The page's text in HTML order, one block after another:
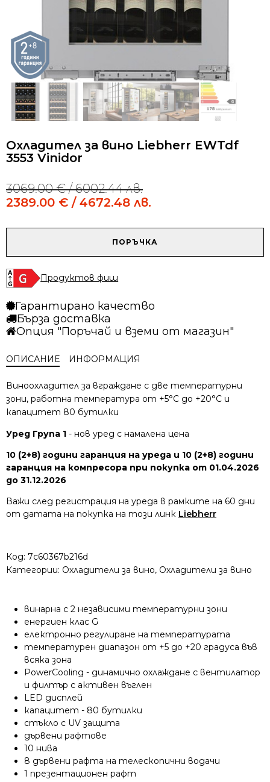
Охладител за вино Liebherr EWTdf
3553 Vinidor
3069.00€/ 6002.44 лв.
Original
price
3069.00 €
2389.00 € / 4672.48 лв.
Current
price
2389.00 €
за
вино
Liebherr
EWTdf
3553
ПОРЪЧКА
Продуктов фиш
Гарантирано качество
Бърза доставка
Опция "Поръчай и вземи от магазин"
ОПИСАНИЕ ИНФОРМАЦИЯ
Виноохладител за вграждане с две температурни
зони, работна температура от +5°C до +20°C и
капацитет 80 бутилки
Уред Група 1 - нов уред с намалена цена
10 (2+8) години гаранция на уреда и 10 (2+8) години
гаранция на компресора при покупка от 01.04.2026
до 31.12.2026
Важи след регистрация на уреда в рамките на 60 дни
от датата на покупка на този линк Liebherr
Код: 7c60367b216d
Категории: Охладители за вино, Охладители за вино
винарна с 2 независими температурни зони
енергиен клас G
електронно регулиране на температурата
температурен диапазон от +5 до +20 градуса във
всяка зона
PowerCooling - динамично охлаждане с вентилатор
и филтър с активен въглен
LED дисплей
капацитет - 80 бутилки
стъкло с UV защита
дървени рафтове
10 нива
8 дървени рафта на телескопични водачи
1 презентационен рафт